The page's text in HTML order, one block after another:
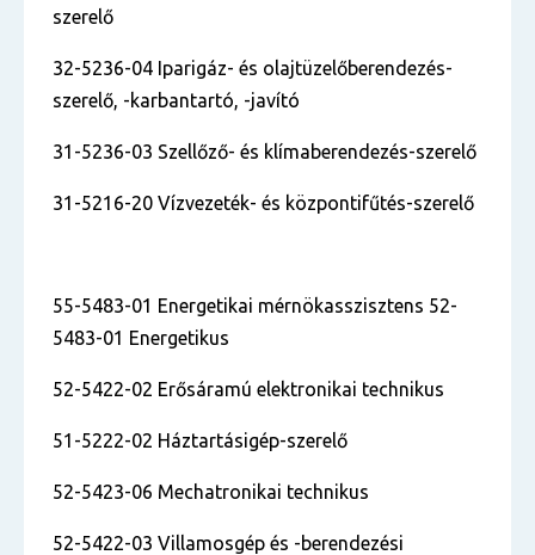
szerelő
32-5236-04 Iparigáz- és olajtüzelőberendezés-
szerelő, -karbantartó, -javító
31-5236-03 Szellőző- és klímaberendezés-szerelő
31-5216-20 Vízvezeték- és központifűtés-szerelő
55-5483-01 Energetikai mérnökasszisztens 52-
5483-01 Energetikus
52-5422-02 Erősáramú elektronikai technikus
51-5222-02 Háztartásigép-szerelő
52-5423-06 Mechatronikai technikus
52-5422-03 Villamosgép és -berendezési